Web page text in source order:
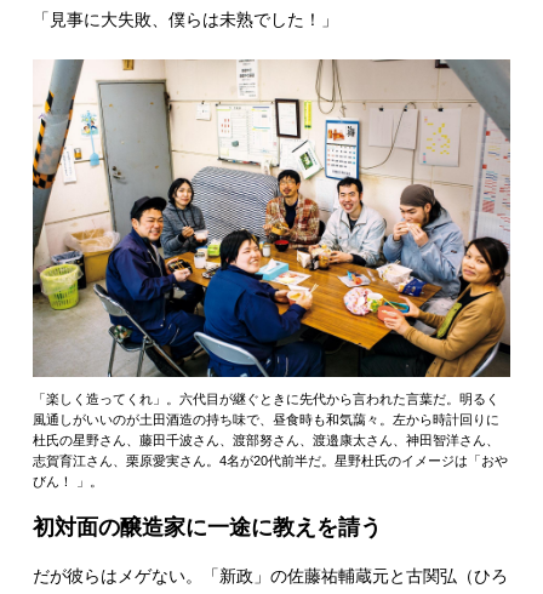
「見事に大失敗、僕らは未熟でした！」
「楽しく造ってくれ」。六代目が継ぐときに先代から言われた言葉だ。明るく
風通しがいいのが土田酒造の持ち味で、昼食時も和気藹々。左から時計回りに
杜氏の星野さん、藤田千波さん、渡部努さん、渡邉康太さん、神田智洋さん、
志賀育江さん、栗原愛実さん。4名が20代前半だ。星野杜氏のイメージは「おや
びん！ 」。
初対面の醸造家に一途に教えを請う
だが彼らはメゲない。「新政」の佐藤祐輔蔵元と古関弘（ひろ